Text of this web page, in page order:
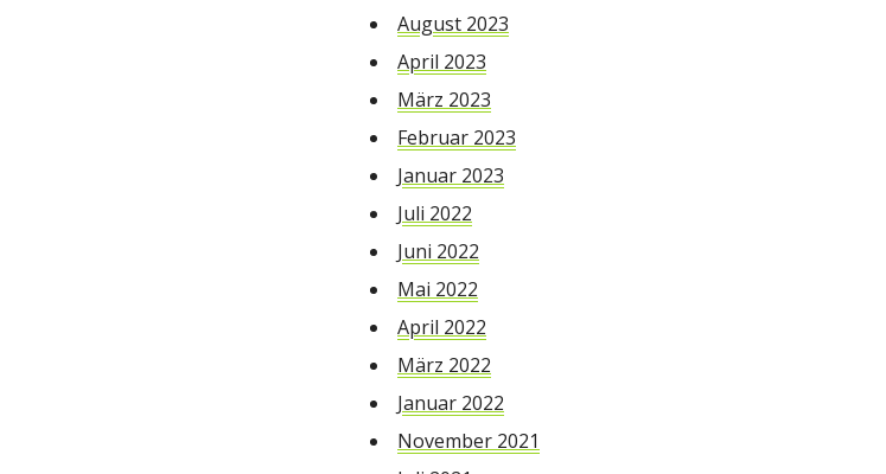
August 2023
April 2023
März 2023
Februar 2023
Januar 2023
Juli 2022
Juni 2022
Mai 2022
April 2022
März 2022
Januar 2022
November 2021